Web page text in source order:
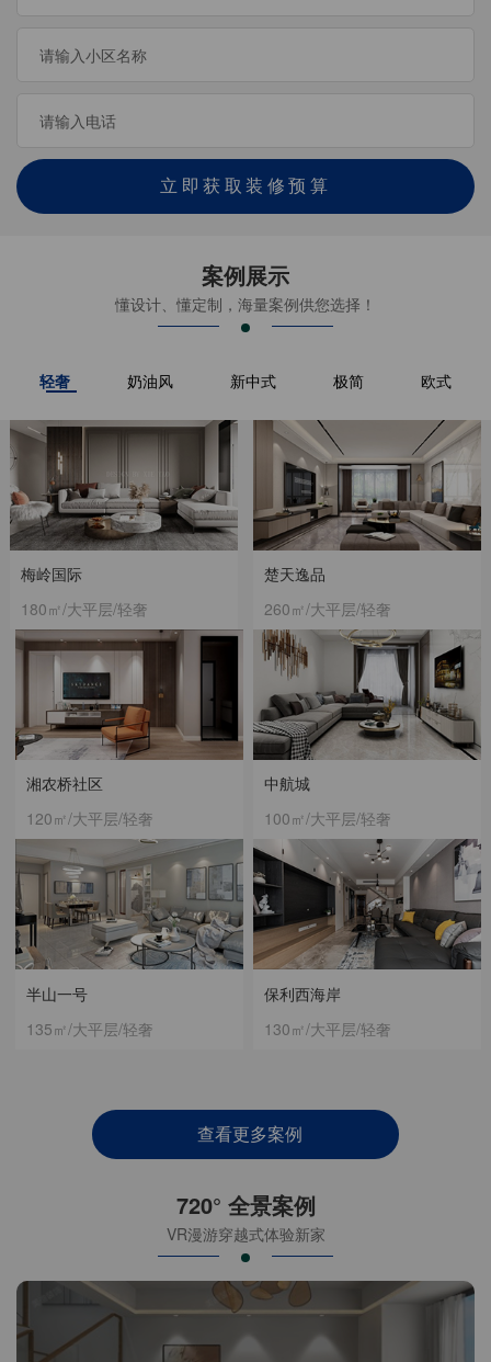
立即获取装修预算
案例展示
懂设计、懂定制，海量案例供您选择！
轻奢 奶油风 新中式 极简 欧式
梅岭国际
180㎡/大平层/轻奢
楚天逸品
260㎡/大平层/轻奢
中航城
100㎡/大平层/轻奢
湘农桥社区
120㎡/大平层/轻奢
保利西海岸
130㎡/大平层/轻奢
半山一号
135㎡/大平层/轻奢
查看更多案例
720° 全景案例
VR漫游穿越式体验新家